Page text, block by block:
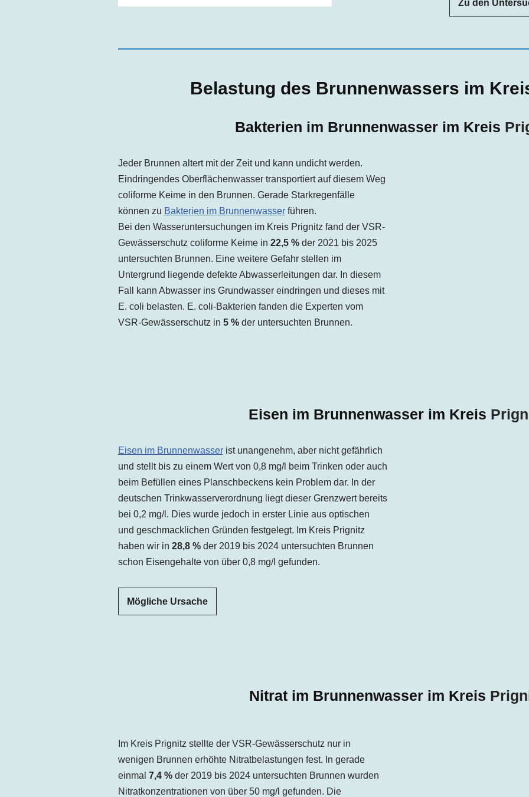
Zu den
Belastung des Brunnenwassers im
Bakterien im Brunnenwasser im Kreis
Jeder Brunnen altert mit der Zeit und kann undicht werden.
Eindringendes Oberflächenwasser transportiert auf diesem Weg
coliforme Keime in den Brunnen. Gerade Starkregenfälle
können zu Bakterien im Brunnenwasserführen.
Bei den Wasseruntersuchungen im Kreis Prignitz fand der VSR-
Gewässerschutz coliforme Keime in 22,5 %der 2021 bis 2025
untersuchten Brunnen. Eine weitere Gefahr stellen im
Untergrund liegende defekte Abwasserleitungen dar. In diesem
Fall kann Abwasser ins Grundwasser eindringen und dieses mit
E. coli belasten. E. coli-Bakterien fanden die Experten vom
VSR-Gewässerschutz in 5 %der untersuchten Brunnen.
Eisen im Brunnenwasser im Kreis
Eisen im Brunnenwasserist unangenehm, aber nicht gefährlich
und stellt bis zu einem Wert von 0,8 mg/l beim Trinken oder auch
beim Befüllen eines Planschbeckens kein Problem dar. In der
deutschen Trinkwasserverordnung liegt dieser Grenzwert bereits
bei 0,2 mg/l. Dies wurde jedoch in erster Linie aus optischen
und geschmacklichen Gründen festgelegt. Im Kreis Prignitz
haben wir in 28,8 %der 2019 bis 2024untersuchten Brunnen
schon Eisengehalte von über 0,8 mg/l gefunden.
Mögliche Ursache
Nitrat im Brunnenwasser im Kreis
Im Kreis Prignitz stellte der VSR-Gewässerschutz nur in
wenigen Brunnen erhöhte Nitratbelastungen fest. In gerade
einmal 7,4 %der 2019 bis 2024untersuchten Brunnen wurden
Nitratkonzentrationen von über 50 mg/l gefunden. Die